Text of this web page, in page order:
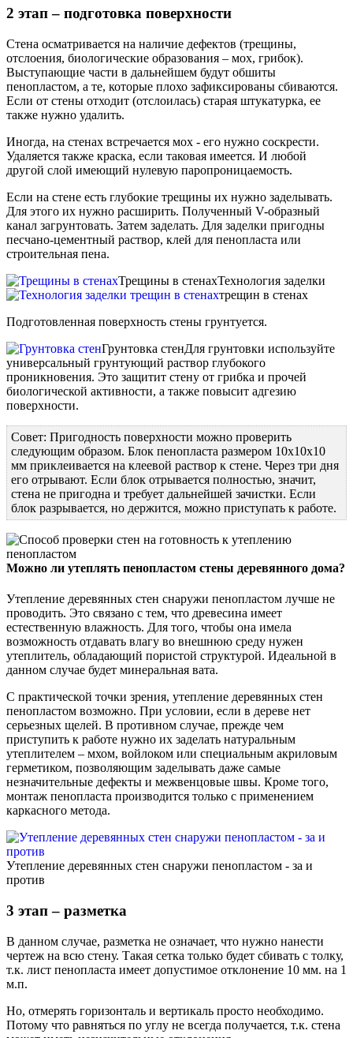
2 этап – подготовка поверхности
Стена осматривается на наличие дефектов (трещины,
отслоения, биологические образования – мох, грибок).
Выступающие части в дальнейшем будут обшиты
пенопластом, а те, которые плохо зафиксированы сбиваются.
Если от стены отходит (отслоилась) старая штукатурка, ее
также нужно удалить.
Иногда, на стенах встречается мох - его нужно соскрести.
Удаляется также краска, если таковая имеется. И любой
другой слой имеющий нулевую паропроницаемость.
Если на стене есть глубокие трещины их нужно заделывать.
Для этого их нужно расширить. Полученный V-образный
канал загрунтовать. Затем заделать. Для заделки пригодны
песчано-цементный раствор, клей для пенопласта или
строительная пена.
Трещины в стенахТехнология заделки
трещин в стенах
Подготовленная поверхность стены грунтуется.
Грунтовка стенДля грунтовки используйте
универсальный грунтующий раствор глубокого
проникновения. Это защитит стену от грибка и прочей
биологической активности, а также повысит адгезию
поверхности.
Совет: Пригодность поверхности можно проверить
следующим образом. Блок пенопласта размером 10х10х10
мм приклеивается на клеевой раствор к стене. Через три дня
его отрывают. Если блок отрывается полностью, значит,
стена не пригодна и требует дальнейшей зачистки. Если
блок разрывается, но держится, можно приступать к работе.
Можно ли утеплять пенопластом стены деревянного дома?
Утепление деревянных стен снаружи пенопластом лучше не
проводить. Это связано с тем, что древесина имеет
естественную влажность. Для того, чтобы она имела
возможность отдавать влагу во внешнюю среду нужен
утеплитель, обладающий пористой структурой. Идеальной в
данном случае будет минеральная вата.
С практической точки зрения, утепление деревянных стен
пенопластом возможно. При условии, если в дереве нет
серьезных щелей. В противном случае, прежде чем
приступить к работе нужно их заделать натуральным
утеплителем – мхом, войлоком или специальным акриловым
герметиком, позволяющим заделывать даже самые
незначительные дефекты и межвенцовые швы. Кроме того,
монтаж пенопласта производится только с применением
каркасного метода.
Утепление деревянных стен снаружи пенопластом - за и
против
3 этап – разметка
В данном случае, разметка не означает, что нужно нанести
чертеж на всю стену. Такая сетка только будет сбивать с толку,
т.к. лист пенопласта имеет допустимое отклонение 10 мм. на 1
м.п.
Но, отмерять горизонталь и вертикаль просто необходимо.
Потому что равняться по углу не всегда получается, т.к. стена